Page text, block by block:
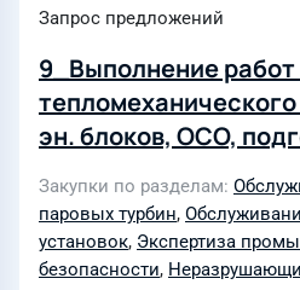
Запрос предложений
9_Выполнение
эн. блоков, ОСО,
работы для
контроля металла
для нужд филиала
ГРЭС"
Закупки по разделам
паровых турбин,
установок, Экспертиза
безопасности,